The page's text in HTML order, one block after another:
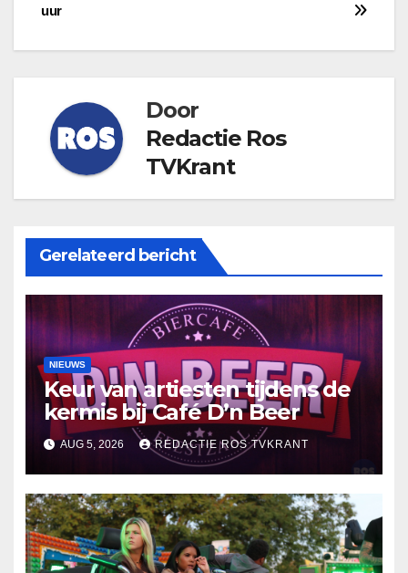
uur
Door
Redactie Ros
TVKrant
Gerelateerd bericht
NIEUWS
Keur van artiesten tijdens de
kermis bij Café D’n Beer
AUG 5, 2026 REDACTIE ROS TVKRANT